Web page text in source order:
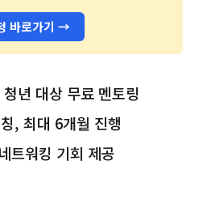
바로가기 →
년 대상 무료 멘토링
, 최대 6개월 진행
트워킹 기회 제공